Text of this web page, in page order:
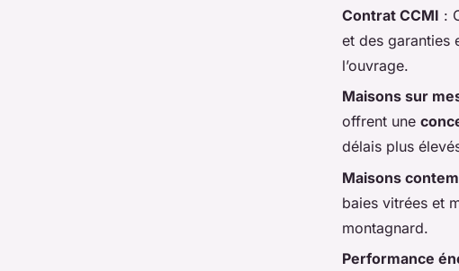
Contrat CCMI :
et des garanties
l’ouvrage.
Maisons sur
offrent une
délais plus
Maisons
baies vitrées et
montagnard.
Performance